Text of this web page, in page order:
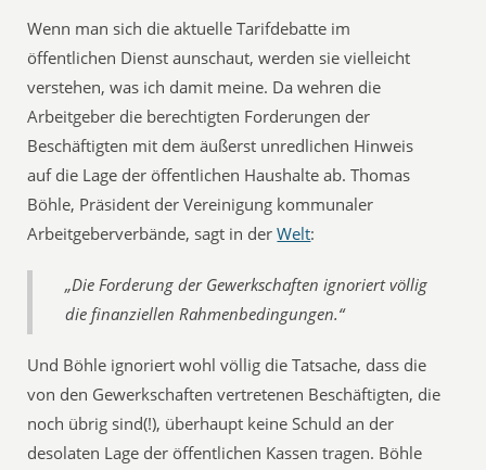
Wenn man sich die aktuelle Tarifdebatte im
öffentlichen Dienst aunschaut, werden sie vielleicht
verstehen, was ich damit meine. Da wehren die
Arbeitgeber die berechtigten Forderungen der
Beschäftigten mit dem äußerst unredlichen Hinweis
auf die Lage der öffentlichen Haushalte ab. Thomas
Böhle, Präsident der Vereinigung kommunaler
Arbeitgeberverbände, sagt in derWelt:
„Die Forderung der Gewerkschaften ignoriert völlig
die finanziellen Rahmenbedingungen.“
Und Böhle ignoriert wohl völlig die Tatsache, dass die
von den Gewerkschaften vertretenen Beschäftigten, die
noch übrig sind(!), überhaupt keine Schuld an der
desolaten Lage der öffentlichen Kassen tragen. Böhle